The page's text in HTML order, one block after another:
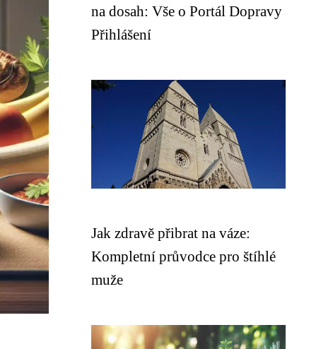
na dosah: Vše o Portál Dopravy
Přihlášení
Jak zdravě přibrat na váze:
Kompletní průvodce pro štíhlé
muže